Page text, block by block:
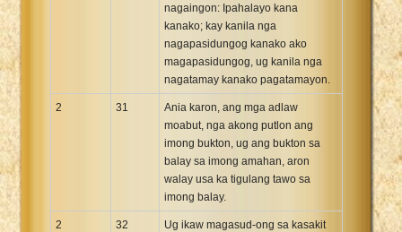
nagaingon: Ipahalayo kana
kanako; kay kanila nga
nagapasidungog kanako ako
magapasidungog, ug kanila nga
nagatamay kanako pagatamayon.
2 31
Ania karon, ang mga adlaw
moabut, nga akong putlon ang
imong bukton, ug ang bukton sa
balay sa imong amahan, aron
walay usa ka tigulang tawo sa
imong balay.
2 32
Ug ikaw magasud-ong sa kasakit